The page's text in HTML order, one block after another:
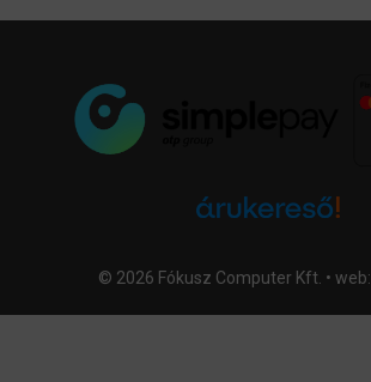
© 2026 Fókusz Computer Kft. • web: